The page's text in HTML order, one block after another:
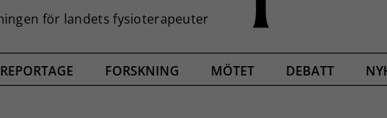
REPORTAGE FORSKNING MÖTET DEBATT